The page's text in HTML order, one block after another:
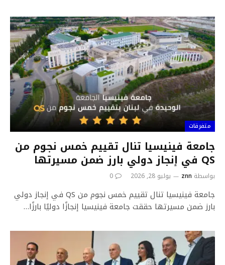
متفرقات
جامعة فينيسيا تنال تقييم خمس نجوم من
QS في إنجاز دولي بارز ضمن مسيرتها
بواسطة znn يوليو 28, 2026 0
جامعة فينيسيا تنال تقييم خمس نجوم من QS في إنجاز دولي
بارز ضمن مسيرتها حققت جامعة فينيسيا إنجازًا دوليًا بارزًا…